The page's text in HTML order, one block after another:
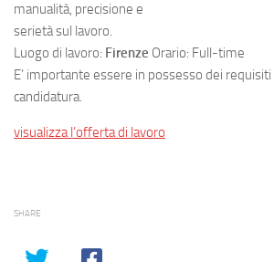
manualità, precisione e
serietà sul lavoro.
Luogo di lavoro: Firenze Orario: Full-time
E’ importante essere in possesso dei
candidatura.
visualizza l’offerta di lavoro
SHARE